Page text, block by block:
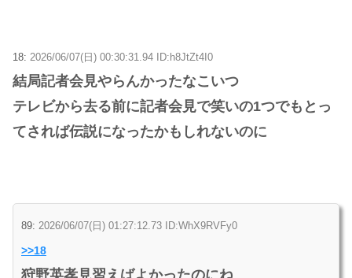
18: 2026/06/07(日) 00:30:31.94 ID:h8JtZt4I0
結局記者会見やらんかったなこいつ
テレビから去る前に記者会見で笑いの1つでもとっ
てされば伝説になったかもしれないのに
89: 2026/06/07(日) 01:27:12.73 ID:WhX9RVFy0
>>18
狩野英孝見習えばよかったのにね